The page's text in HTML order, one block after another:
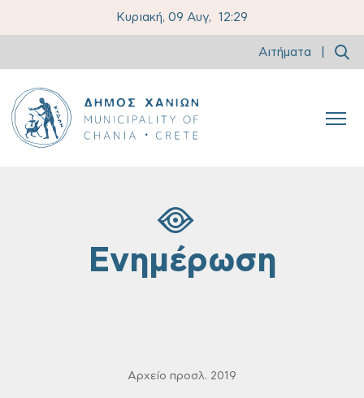
Κυριακή, 09 Αυγ, 12:29
Αιτήματα
Ενημέρωση
Αρχείο προσλ. 2019